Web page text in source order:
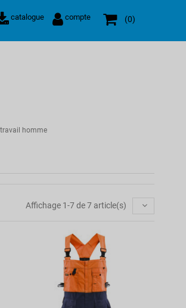
0
compte
catalogue
homme
Affichage 1-7 de 7 article(s)